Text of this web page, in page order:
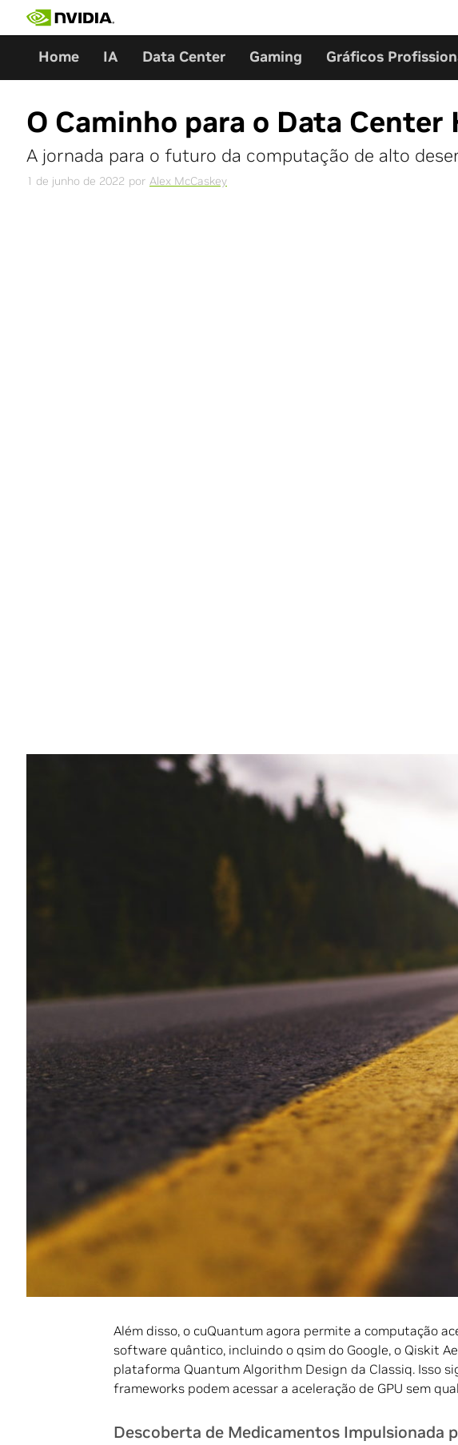
Home IA Data Center Gaming Gráficos
O Caminho para o Data
A jornada para o futuro da computação de alto
1 de junho de 2022 por Alex McCaskey
Chegou a hora de começar a criar os computadores
A motivação é convincente, o caminho é claro e os
tem o potencial de superar
promovendo avanços em todas as áreas, desde a
tempo. Em suma, a computação quântica
HPC.
Criar esse futuro não será fácil, mas as ferramentas
Dando os primeiros passos, os supercomputadores de
computação quântica em escala e níveis de
relativamente pequenos e propensos a erros de hoje.
Dezenas de organizações quânticas já estão usando o
para acelerar as simulações de circuitos
Mais recentemente, a AWS anunciou a disponibilidade do
no Braket como o cuQuantum
900 vezes nas cargas de trabalho de machine learning
Além disso, o cuQuantum agora permite a computação
software quântico, incluindo o qsim do Google, o Qiskit
plataforma Quantum Algorithm Design da Classiq. Isso
frameworks podem acessar a aceleração de GPU sem
Descoberta de Medicamentos Impulsionada